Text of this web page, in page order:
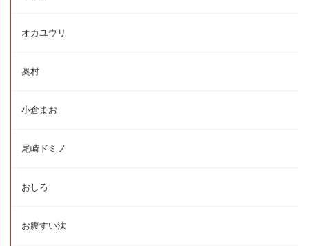
オカユウリ
奥村
小倉まお
尾崎ドミノ
おしろ
お腹すい汰